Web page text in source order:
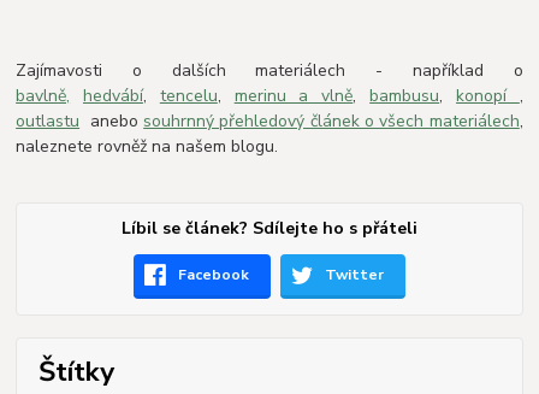
Zajímavosti o dalších materiálech - například o
bavlně,
hedvábí, tencelu, merinu a vlně,bambusu,konopí ,
outlastu anebo souhrnný přehledový článek o všech materiálech,
naleznete rovněž na našem blogu.
Líbil se článek? Sdílejte ho s přáteli
Facebook Twitter
Štítky